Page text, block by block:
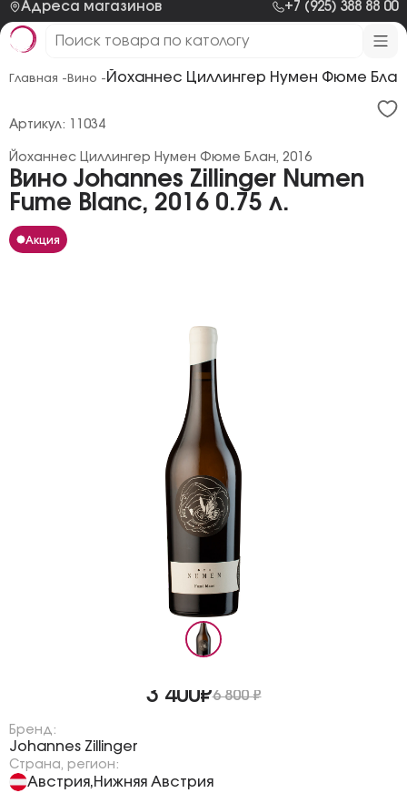
Адреса магазинов +7 (925) 388 88 00
Главная - Вино - Йоханнес Циллингер Нумен Фюме
Вино Johannes Zillinger Numen
Fume Blanc, 2016 0.75 л.
Йоханнес Циллингер Нумен Фюме Блан, 2016
Артикул: 11034
Акция
3 400₽6 800 ₽
Бренд:
Johannes Zillinger
Страна, регион:
Австрия,Нижняя Австрия